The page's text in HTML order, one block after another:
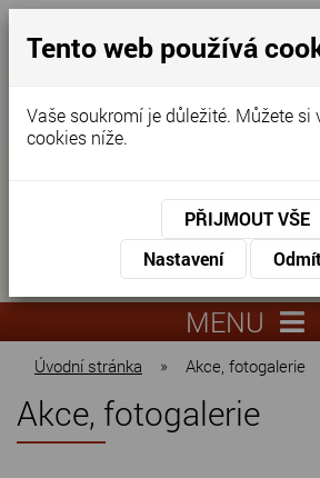
prohlídka
KONTAKTUJTE
KONTAKTUJTE
MENU
Úvodní stránka » Akce, fotogalerie
Akce, fotogalerie
Tento web používá
Vaše soukromí je důležité. Můžete si
cookies níže.
PŘIJMOUT VŠE
Nastavení